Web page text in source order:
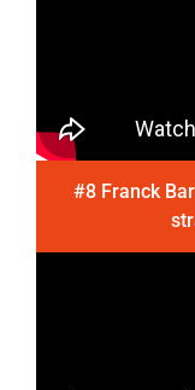
#8 Franck